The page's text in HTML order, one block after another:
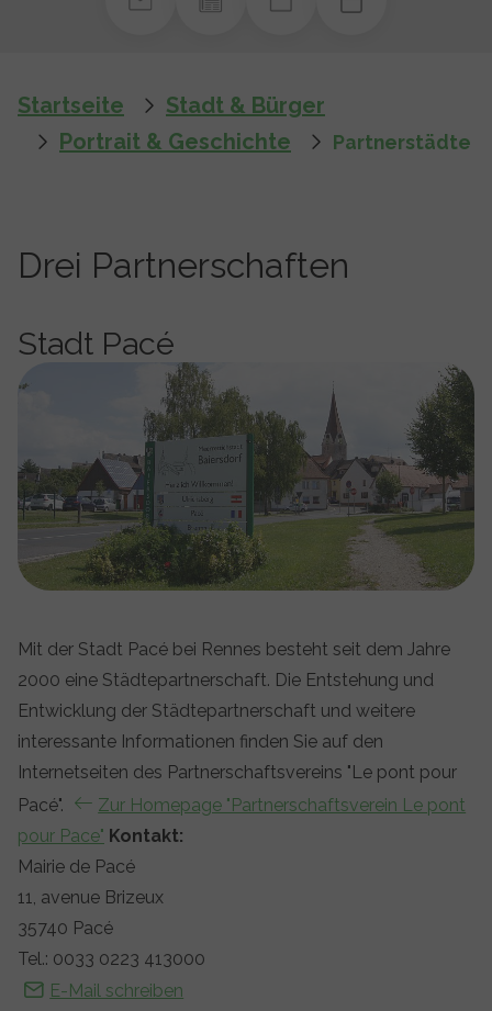
Startseite
Stadt & Bürger
Portrait & Geschichte
Partnerstädte
Drei Partnerschaften
Stadt Pacé
Show larger version
Mit der Stadt Pacé bei Rennes besteht seit dem Jahre
2000 eine Städtepartnerschaft. Die Entstehung und
Entwicklung der Städtepartnerschaft und weitere
interessante Informationen finden Sie auf den
Internetseiten des Partnerschaftsvereins "Le pont pour
Pacé".
Zur Homepage "Partnerschaftsverein Le pont
pour Pace" Kontakt:
Mairie de Pacé
11, avenue Brizeux
35740 Pacé
Tel.: 0033 0223 413000
E-Mail schreiben